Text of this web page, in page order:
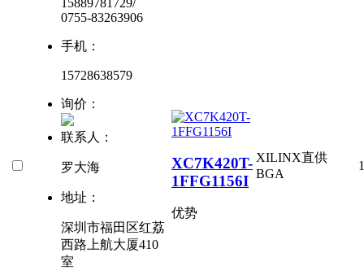
15889781729/
0755-83263906
手机：
15728638579
询价：
联系人：
罗大海
地址：
深圳市福田区红荔
西路上航大厦410
室
XC7K420T-
1FFG1156I
优势
XILINX直供
BGA